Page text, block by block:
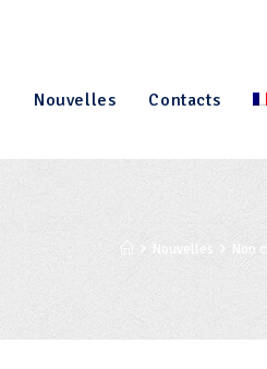
Nouvelles Contacts
Nouvelles Non